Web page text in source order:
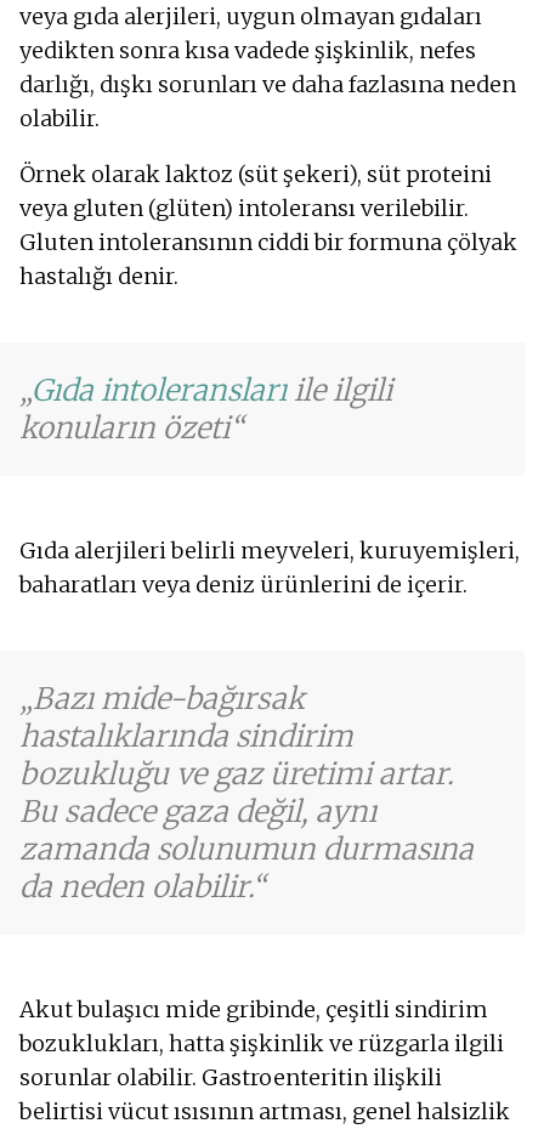
veya gıda alerjileri, uygun olmayan gıdaları
yedikten sonra kısa vadede şişkinlik, nefes
darlığı, dışkı sorunları ve daha fazlasına neden
olabilir.
Örnek olarak laktoz (süt şekeri), süt proteini
veya gluten (glüten) intoleransı verilebilir.
Gluten intoleransının ciddi bir formuna çölyak
hastalığı denir.
Gıda intoleranslarıile ilgili
konuların özeti
Gıda alerjileri belirli meyveleri, kuruyemişleri,
baharatları veya deniz ürünlerini de içerir.
Bazı mide-bağırsak
hastalıklarında sindirim
bozukluğu ve gaz üretimi artar.
Bu sadece gaza değil, aynı
zamanda solunumun durmasına
da neden olabilir.
Akut bulaşıcı mide gribinde, çeşitli sindirim
bozuklukları, hatta şişkinlik ve rüzgarla ilgili
sorunlar olabilir. Gastroenteritin ilişkili
belirtisi vücut ısısının artması, genel halsizlik